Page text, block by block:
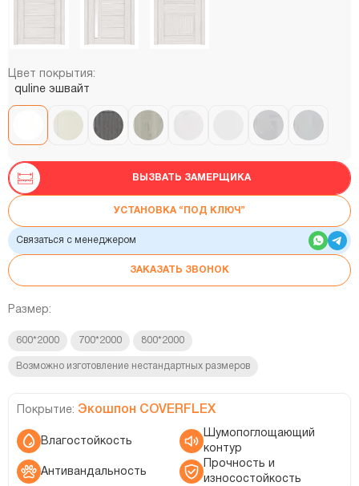
Цвет покрытия:
quline эшвайт
ВЫЗВАТЬ ЗАМЕРЩИКА
УСТАНОВКА “ПОД КЛЮЧ”
Связаться с менеджером
ЗАКАЗАТЬ ЗВОНОК
Размер:
600*2000 700*2000 800*2000
Возможно изготовление нестандартных размеров
Покрытие: Экошпон COVERFLEX
Влагостойкость
Шумопоглощающий
контур
Антивандальность
Прочность и
износостойкость